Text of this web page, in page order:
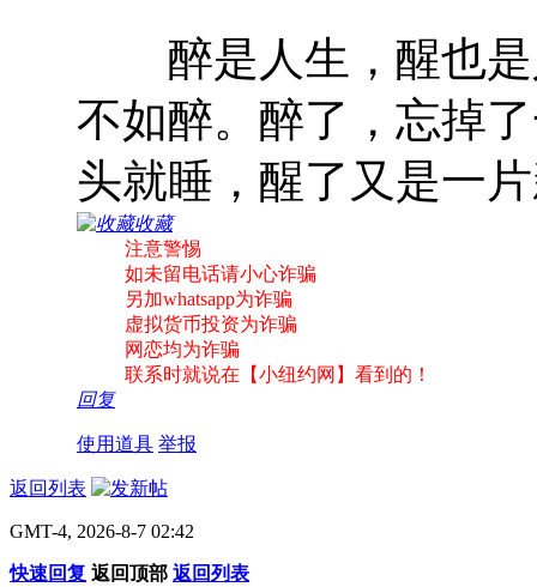
醉是人生，醒也是
不如醉。醉了，忘掉
头就睡，醒了又是一
收藏
注意警惕
如未留电话请小心诈骗
另加whatsapp为诈骗
虚拟货币投资为诈骗
网恋均为诈骗
联系时就说在【小纽约网】看到的！
回复
使用道具 举报
返回列表
GMT-4, 2026-8-7 02:42
快速回复 返回顶部 返回列表